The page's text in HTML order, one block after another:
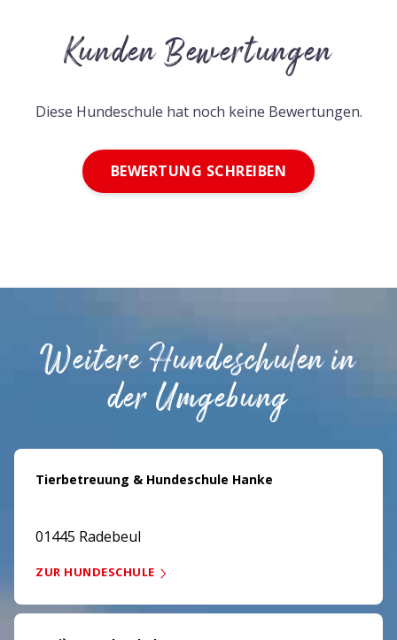
Kunden Bewertungen
Diese Hundeschule hat noch keine Bewertungen.
BEWERTUNG SCHREIBEN
Weitere Hundeschulen in
der Umgebung
Tierbetreuung & Hundeschule Hanke
01445 Radebeul
ZUR HUNDESCHULE